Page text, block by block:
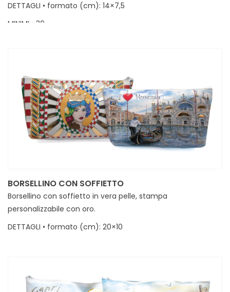
DETTAGLI • formato (cm): 14×7,5
MINIMI • 30
BORSELLINO CON SOFFIETTO
Borsellino con soffietto in vera pelle, stampa
personalizzabile con oro.
DETTAGLI • formato (cm): 20×10